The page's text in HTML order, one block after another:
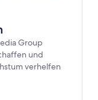
Group
und
verhelfen